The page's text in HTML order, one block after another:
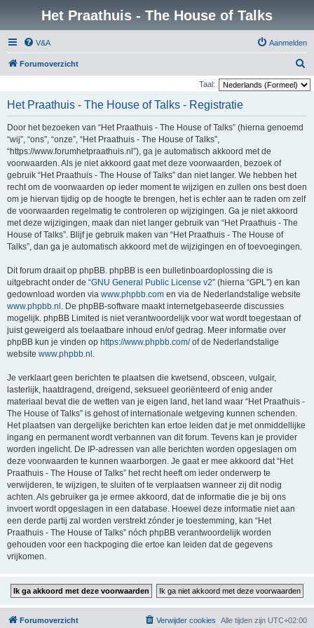
Het Praathuis - The House of Talks
V&A Aanmelden
Forumoverzicht
o
Taal:
Het Praathuis - The House of Talks - Registratie
Door het bezoeken van “Het Praathuis - The House of Talks” (hierna genoemd
“wij”, “ons”, “onze”, “Het Praathuis - The House of Talks”,
“https://www.forumhetpraathuis.nl”), ga je automatisch akkoord met de
voorwaarden. Als je niet akkoord gaat met deze voorwaarden, bezoek of
gebruik “Het Praathuis - The House of Talks” dan niet langer. We hebben het
recht om de voorwaarden op ieder moment te wijzigen en zullen ons best doen
om je hiervan tijdig op de hoogte te brengen, het is echter aan te raden om zelf
de voorwaarden regelmatig te controleren op wijzigingen. Ga je niet akkoord
met deze wijzigingen, maak dan niet langer gebruik van “Het Praathuis - The
House of Talks”. Blijf je gebruik maken van “Het Praathuis - The House of
Talks”, dan ga je automatisch akkoord met de wijzigingen en of toevoegingen.
Dit forum draait op phpBB. phpBB is een bulletinboardoplossing die is
uitgebracht onder de “GNU General Public License v2” (hierna “GPL”) en kan
gedownload worden via www.phpbb.com en via de Nederlandstalige website
www.phpbb.nl . De phpBB-software maakt internetgebaseerde discussies
mogelijk. phpBB Limited is niet verantwoordelijk voor wat wordt toegestaan of
juist geweigerd als toelaatbare inhoud en/of gedrag. Meer informatie over
phpBB kun je vinden op https://www.phpbb.com/of de Nederlandstalige
website www.phpbb.nl .
Je verklaart geen berichten te plaatsen die kwetsend, obsceen, vulgair,
lasterlijk, haatdragend, dreigend, seksueel georiënteerd of enig ander
materiaal bevat die de wetten van je eigen land, het land waar “Het Praathuis -
The House of Talks” is gehost of internationale wetgeving kunnen schenden.
Het plaatsen van dergelijke berichten kan ertoe leiden dat je met onmiddellijke
ingang en permanent wordt verbannen van dit forum. Tevens kan je provider
worden ingelicht. De IP-adressen van alle berichten worden opgeslagen om
deze voorwaarden te kunnen waarborgen. Je gaat er mee akkoord dat “Het
Praathuis - The House of Talks” het recht heeft om ieder onderwerp te
verwijderen, te wijzigen, te sluiten of te verplaatsen wanneer zij dit nodig
achten. Als gebruiker ga je ermee akkoord, dat de informatie die je bij ons
invoert wordt opgeslagen in een database. Hoewel deze informatie niet aan
een derde partij zal worden verstrekt zónder je toestemming, kan “Het
Praathuis - The House of Talks” nóch phpBB verantwoordelijk worden
gehouden voor een hackpoging die ertoe kan leiden dat de gegevens
vrijkomen.
Forumoverzicht Alle tijden zijn UTC+02:00
Verwijder cookies